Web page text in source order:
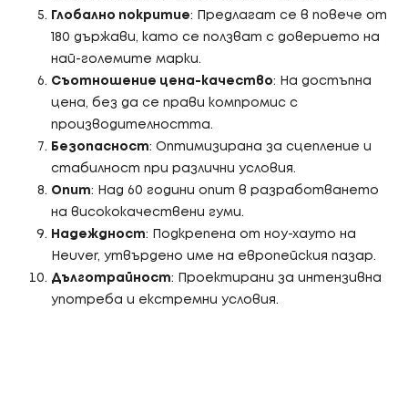
Глобално покритие: Предлагат се в повече от
180 държави, като се ползват с доверието на
най-големите марки.
Съотношение цена-качество: На достъпна
цена, без да се прави компромис с
производителността.
Безопасност: Оптимизирана за сцепление и
стабилност при различни условия.
Опит: Над 60 години опит в разработването
на висококачествени гуми.
Надеждност: Подкрепена от ноу-хауто на
Heuver, утвърдено име на европейския пазар.
Дълготрайност: Проектирани за интензивна
употреба и екстремни условия.